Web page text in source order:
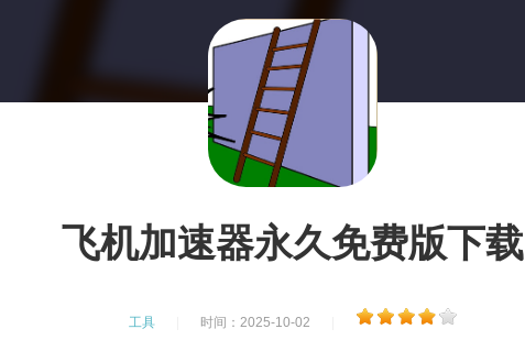
飞机加速器永久免费版下载
工具 时间：2025-10-02